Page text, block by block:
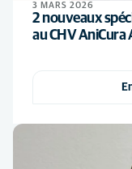
3 MARS 2026
2 nouveaux
au CHV AniCura